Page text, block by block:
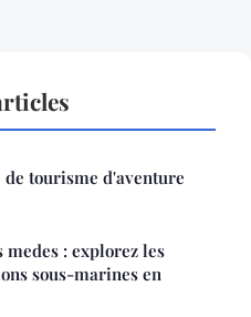
de tourisme d'aventure
medes : explorez les
sous-marines en